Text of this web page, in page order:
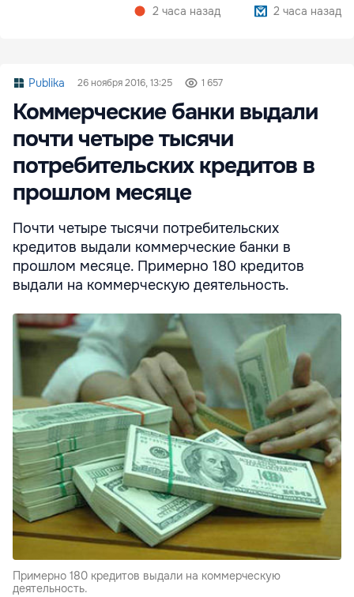
2 часа назад
2 часа назад
Publika 26 ноября 2016, 13:25 1 657
Коммерческие банки выдали
почти четыре тысячи
потребительских кредитов в
прошлом месяце
Почти четыре тысячи потребительских
кредитов выдали коммерческие банки в
прошлом месяце. Примерно 180 кредитов
выдали на коммерческую деятельность.
Примерно 180 кредитов выдали на коммерческую
деятельность.